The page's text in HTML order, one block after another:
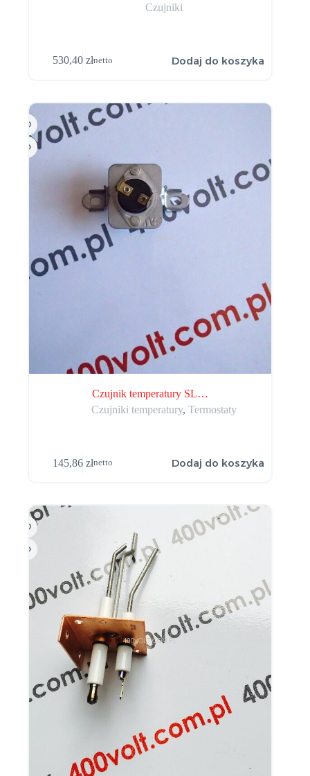
Czujniki
530,40złnetto Dodaj do koszyka
Czujnik temperatury SL…
Czujniki temperatury,Termostaty
145,86złnetto Dodaj do koszyka